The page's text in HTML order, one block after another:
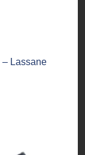
Lassane